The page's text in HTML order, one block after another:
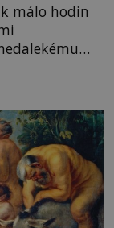
málo hodin
ranec s
namířeno,
„Do Sk